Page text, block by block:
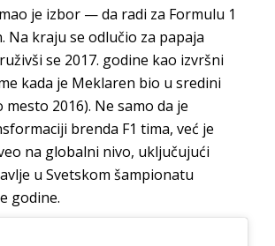
je izbor — da radi za Formulu 1
Na kraju se odlučio za papaja
se 2017. godine kao izvršni
kada je Meklaren bio u sredini
2016). Ne samo da je
brenda F1 tima, već je
na globalni nivo, uključujući
u Svetskom šampionatu
godine.